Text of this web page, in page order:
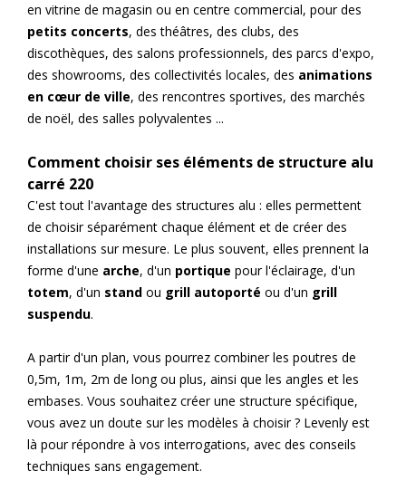
en vitrine de magasin ou en centre commercial, pour des
petits concerts, des théâtres, des clubs, des
discothèques, des salons professionnels, des parcs d'expo,
des showrooms, des collectivités locales, des animations
en cœur de ville, des rencontres sportives, des marchés
de noël, des salles polyvalentes ...
Comment choisir ses éléments de structure alu
carré 220
C'est tout l'avantage des structures alu : elles permettent
de choisir séparément chaque élément et de créer des
installations sur mesure. Le plus souvent, elles prennent la
forme d'une arche, d'un portique pour l'éclairage, d'un
totem, d'un stand ou grill autoporté ou d'un grill
suspendu.
A partir d'un plan, vous pourrez combiner les poutres de
0,5m, 1m, 2m de long ou plus, ainsi que les angles et les
embases. Vous souhaitez créer une structure spécifique,
vous avez un doute sur les modèles à choisir ? Levenly est
là pour répondre à vos interrogations, avec des conseils
techniques sans engagement.